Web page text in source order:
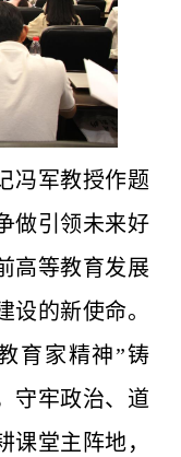
冯军教授作题
做引领未来好
高等教育发展
的新使命。
育家精神”铸
守牢政治、道
堂主阵地，